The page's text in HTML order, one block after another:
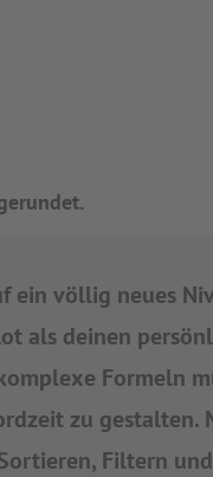
ein völlig neues
als deinen
Formeln
zu gestalten.
Filtern und